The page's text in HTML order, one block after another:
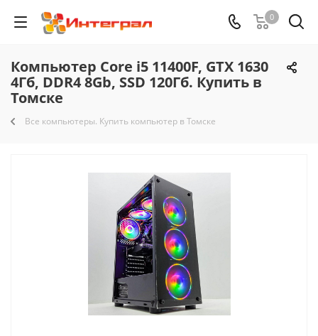
0
Компьютер Core i5 11400F, GTX 1630
4Гб, DDR4 8Gb, SSD 120Гб. Купить в
Томске
Все компьютеры. Купить компьютер в Томске